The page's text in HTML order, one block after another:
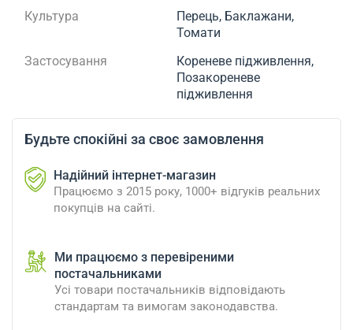
Культура
Перець, Баклажани,
Томати
Застосування
Кореневе підживлення,
Позакореневе
підживлення
Будьте спокійні за своє замовлення
Надійний інтернет-магазин
Працюємо з 2015 року, 1000+ відгуків реальних
покупців на сайті.
Ми працюємо з перевіреними
постачальниками
Усі товари постачальників відповідають
стандартам та вимогам законодавства.